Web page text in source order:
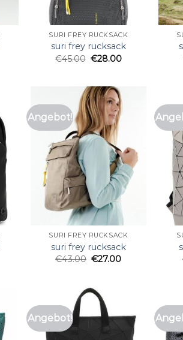
SURI FREY RUCKSACK
suri frey rucksack
€45.00 €28.00
Angebot!
SURI FREY RUCKSACK
suri frey rucksack
€43.00 €27.00
Angebot!